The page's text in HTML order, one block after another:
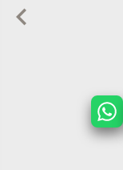
keyboard_arrow_left